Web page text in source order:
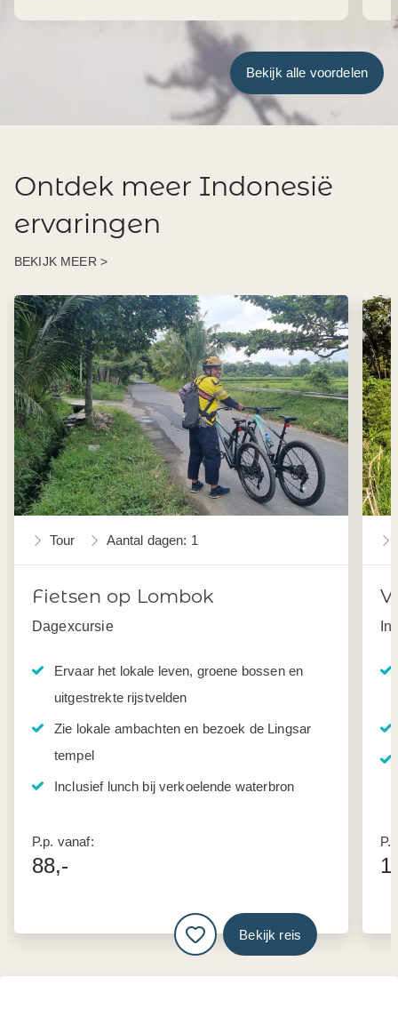
Bekijk alle voordelen
Ontdek meer Indonesië
ervaringen
BEKIJK MEER >
Tour Aantal dagen: 1
Fietsen op Lombok
Dagexcursie
Ervaar het lokale leven, groene bossen en
uitgestrekte rijstvelden
Zie lokale ambachten en bezoek de Lingsar
tempel
Inclusief lunch bij verkoelende waterbron
P.p. vanaf:
88,-
Bekijk reis